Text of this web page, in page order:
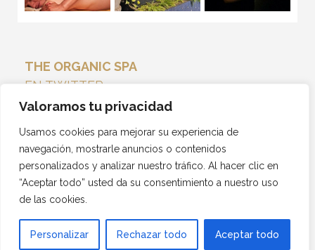
Valoramos tu privacidad
Usamos cookies para mejorar su experiencia de
navegación, mostrarle anuncios o contenidos
personalizados y analizar nuestro tráfico. Al hacer clic en
“Aceptar todo” usted da su consentimiento a nuestro uso
de las cookies.
Personalizar Rechazar todo Aceptar todo
THE ORGANIC SPA
EN TWITTER
Tweets por el @THEORGANICSPA_.